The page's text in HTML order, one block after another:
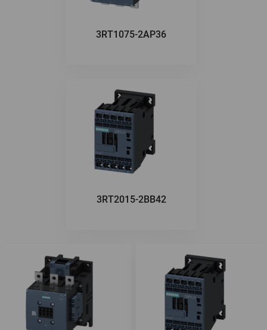
3RT1075-2AP36
3RT2015-2BB42